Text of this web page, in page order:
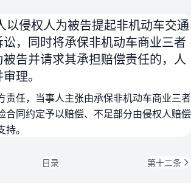
以侵权人为被告提起非机动车交通
，同时将承保非机动车商业三者
告并请求其承担赔偿责任的，人
理。
责任，当事人主张由承保非机动车商业三者
合同约定予以赔偿、不足部分由侵权人赔偿
。
目录 第十二条